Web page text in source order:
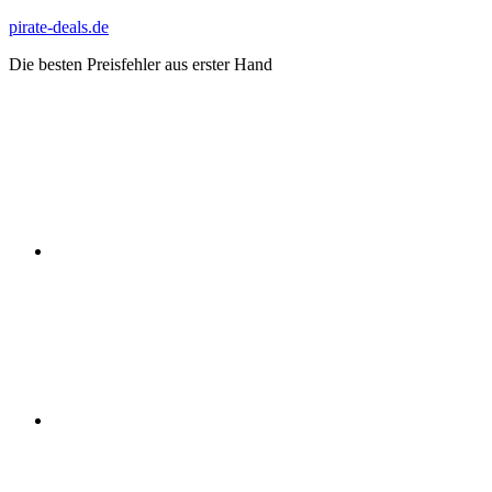
Zum
springen
pirate-deals.de
Die besten Preisfehler aus erster Hand